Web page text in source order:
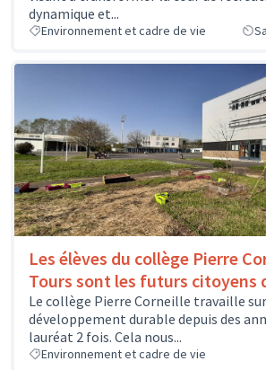
dynamique et...
Environnement et cadre de vie
Les élèves du collège Pierre
Tours sont les futurs citoyens
Le collège Pierre Corneille travaille
développement durable depuis des
lauréat 2 fois. Cela nous...
Environnement et cadre de vie